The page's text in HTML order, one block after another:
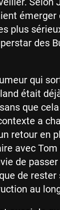
émerger
plus
des
qui
était
que
a
retour en
avec Tom
de passer
de rester
au